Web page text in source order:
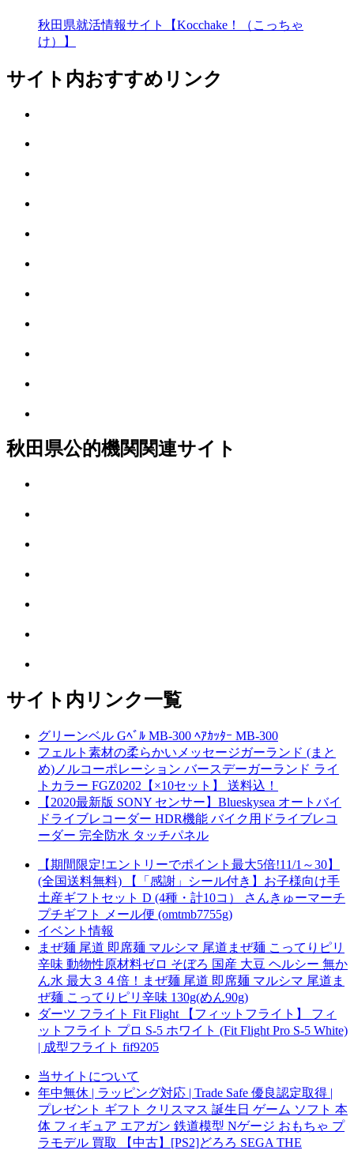
秋田県就活情報サイト【Kocchake！（こっちゃ
け）】
サイト内おすすめリンク
秋田県公的機関関連サイト
サイト内リンク一覧
グリーンベル Gﾍﾞﾙ MB-300 ﾍｱｶｯﾀｰ MB-300
フェルト素材の柔らかいメッセージガーランド (まと
め)ノルコーポレーション バースデーガーランド ライ
トカラー FGZ0202【×10セット】 送料込！
【2020最新版 SONY センサー】Blueskysea オートバイ
ドライブレコーダー HDR機能 バイク用ドライブレコ
ーダー 完全防水 タッチパネル
【期間限定!エントリーでポイント最大5倍!11/1～30】
(全国送料無料) 【「感謝」シール付き】お子様向け手
土産ギフトセット D (4種・計10コ） さんきゅーマーチ
プチギフト メール便 (omtmb7755g)
イベント情報
まぜ麺 尾道 即席麺 マルシマ 尾道まぜ麺 こってりピリ
辛味 動物性原材料ゼロ そぼろ 国産 大豆 ヘルシー 無か
ん水 最大３４倍！まぜ麺 尾道 即席麺 マルシマ 尾道ま
ぜ麺 こってりピリ辛味 130g(めん90g)
ダーツ フライト Fit Flight 【フィットフライト】 フィ
ットフライト プロ S-5 ホワイト (Fit Flight Pro S-5 White)
| 成型フライト fif9205
当サイトについて
年中無休 | ラッピング対応 | Trade Safe 優良認定取得 |
プレゼント ギフト クリスマス 誕生日 ゲーム ソフト 本
体 フィギュア エアガン 鉄道模型 Nゲージ おもちゃ プ
ラモデル 買取 【中古】[PS2]どろろ SEGA THE